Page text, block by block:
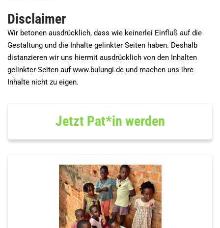
Disclaimer
Wir betonen ausdrücklich, dass wie keinerlei Einfluß auf die
Gestaltung und die Inhalte gelinkter Seiten haben. Deshalb
distanzieren wir uns hiermit ausdrücklich von den Inhalten
gelinkter Seiten auf www.bulungi.de und machen uns ihre
Inhalte nicht zu eigen.
Jetzt Pat*in werden